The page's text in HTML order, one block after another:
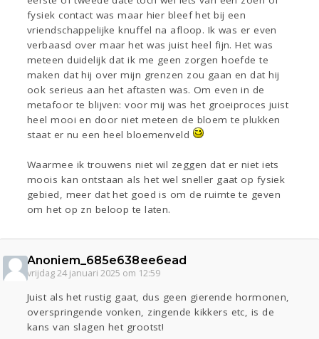
fysiek contact was maar hier bleef het bij een
vriendschappelijke knuffel na afloop. Ik was er even
verbaasd over maar het was juist heel fijn. Het was
meteen duidelijk dat ik me geen zorgen hoefde te
maken dat hij over mijn grenzen zou gaan en dat hij
ook serieus aan het aftasten was. Om even in de
metafoor te blijven: voor mij was het groeiproces juist
heel mooi en door niet meteen de bloem te plukken
staat er nu een heel bloemenveld
Waarmee ik trouwens niet wil zeggen dat er niet iets
moois kan ontstaan als het wel sneller gaat op fysiek
gebied, meer dat het goed is om de ruimte te geven
om het op zn beloop te laten.
Anoniem_685e638ee6ead
vrijdag 24 januari 2025 om 12:59
Juist als het rustig gaat, dus geen gierende hormonen,
overspringende vonken, zingende kikkers etc, is de
kans van slagen het grootst!